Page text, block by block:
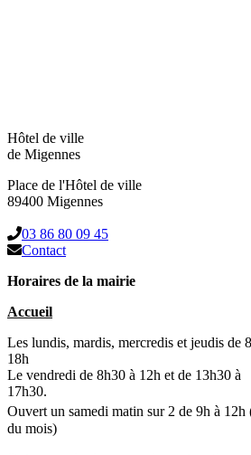
Hôtel de ville
de Migennes
Place de l'Hôtel de ville
89400 Migennes
03 86 80 09 45
Contact
Horaires de la mairie
Accueil
Les lundis, mardis, mercredis et jeudis de
18h
Le vendredi de 8h30 à 12h et de 13h30 à
Ouvert un samedi matin sur 2 de 9h à 12h
du mois)